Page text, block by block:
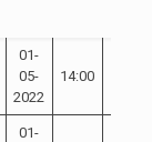
01-
05-
2022
14:00
01-